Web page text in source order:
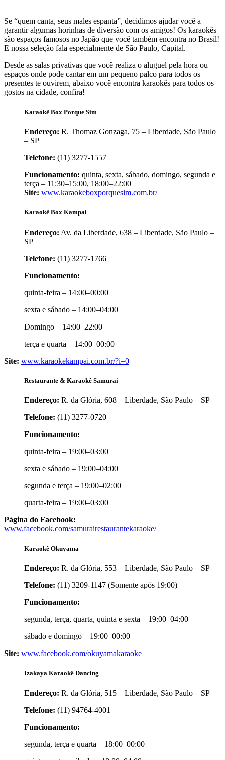
Se “quem canta, seus males espanta”, decidimos ajudar você a
garantir algumas horinhas de diversão com os amigos! Os karaokês
são espaços famosos no Japão que você também encontra no Brasil!
E nossa seleção fala especialmente de São Paulo, Capital.
Desde as salas privativas que você realiza o aluguel pela hora ou
espaços onde pode cantar em um pequeno palco para todos os
presentes te ouvirem, abaixo você encontra karaokês para todos os
gostos na cidade, confira!
Karaokê Box Porque Sim
Endereço: R. Thomaz Gonzaga, 75 – Liberdade, São Paulo
– SP
Telefone: (11) 3277-1557
Funcionamento: quinta, sexta, sábado, domingo, segunda e
terça – 11:30–15:00, 18:00–22:00
Site: www.karaokeboxporquesim.com.br/
Karaokê Box Kampai
Endereço: Av. da Liberdade, 638 – Liberdade, São Paulo –
SP
Telefone: (11) 3277-1766
Funcionamento:
quinta-feira – 14:00–00:00
sexta e sábado – 14:00–04:00
Domingo – 14:00–22:00
terça e quarta – 14:00–00:00
Site: www.karaokekampai.com.br/?i=0
Restaurante & Karaokê Samurai
Endereço: R. da Glória, 608 – Liberdade, São Paulo – SP
Telefone: (11) 3277-0720
Funcionamento:
quinta-feira – 19:00–03:00
sexta e sábado – 19:00–04:00
segunda e terça – 19:00–02:00
quarta-feira – 19:00–03:00
Página do Facebook:
www.facebook.com/samurairestaurantekaraoke/
Karaokê Okuyama
Endereço: R. da Glória, 553 – Liberdade, São Paulo – SP
Telefone: (11) 3209-1147 (Somente após 19:00)
Funcionamento:
segunda, terça, quarta, quinta e sexta – 19:00–04:00
sábado e domingo – 19:00–00:00
Site: www.facebook.com/okuyamakaraoke
Izakaya Karaokê Dancing
Endereço: R. da Glória, 515 – Liberdade, São Paulo – SP
Telefone: (11) 94764-4001
Funcionamento:
segunda, terça e quarta – 18:00–00:00